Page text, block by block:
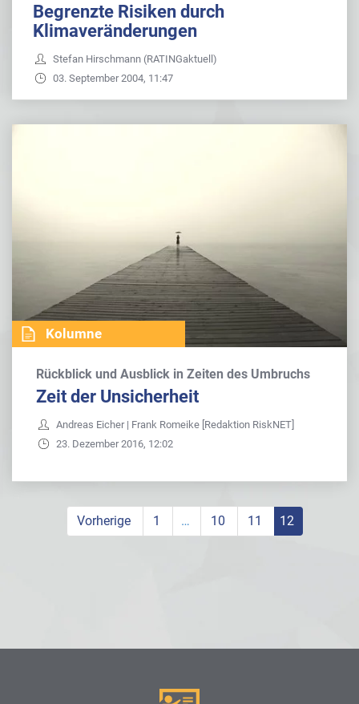
Begrenzte Risiken durch
Klimaveränderungen
Stefan Hirschmann (RATINGaktuell)
03. September 2004, 11:47
Kolumne
Rückblick und Ausblick in Zeiten des Umbruchs
Zeit der Unsicherheit
Andreas Eicher | Frank Romeike [Redaktion RiskNET]
23. Dezember 2016, 12:02
Vorherige 1 … 10 11 12